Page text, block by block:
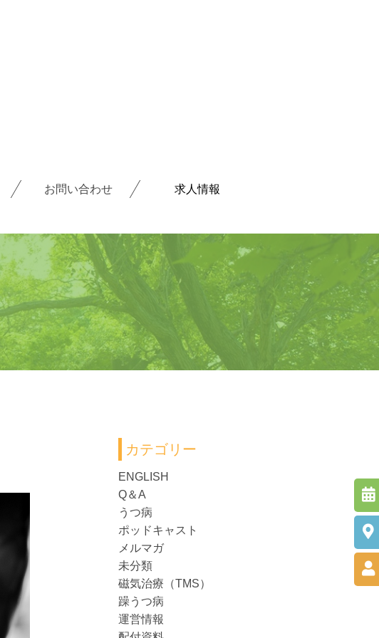
お問い合わせ 求人情報
カテゴリー
ENGLISH
Q＆A
うつ病
ポッドキャスト
メルマガ
未分類
磁気治療（TMS）
躁うつ病
運営情報